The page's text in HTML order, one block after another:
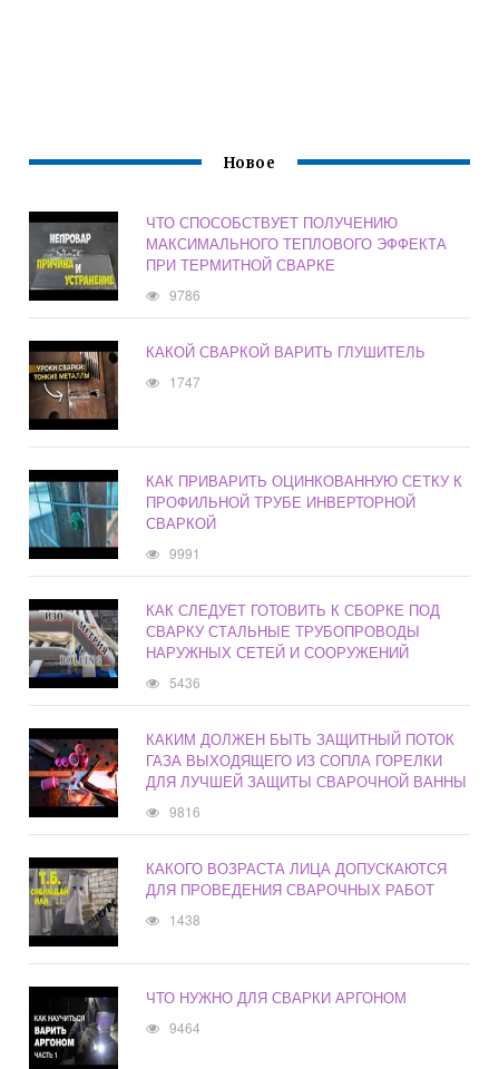
Новое
ЧТО СПОСОБСТВУЕТ ПОЛУЧЕНИЮ
МАКСИМАЛЬНОГО ТЕПЛОВОГО ЭФФЕКТА
ПРИ ТЕРМИТНОЙ СВАРКЕ
9786
КАКОЙ СВАРКОЙ ВАРИТЬ ГЛУШИТЕЛЬ
1747
КАК ПРИВАРИТЬ ОЦИНКОВАННУЮ СЕТКУ К
ПРОФИЛЬНОЙ ТРУБЕ ИНВЕРТОРНОЙ
СВАРКОЙ
9991
КАК СЛЕДУЕТ ГОТОВИТЬ К СБОРКЕ ПОД
СВАРКУ СТАЛЬНЫЕ ТРУБОПРОВОДЫ
НАРУЖНЫХ СЕТЕЙ И СООРУЖЕНИЙ
5436
КАКИМ ДОЛЖЕН БЫТЬ ЗАЩИТНЫЙ ПОТОК
ГАЗА ВЫХОДЯЩЕГО ИЗ СОПЛА ГОРЕЛКИ
ДЛЯ ЛУЧШЕЙ ЗАЩИТЫ СВАРОЧНОЙ ВАННЫ
9816
КАКОГО ВОЗРАСТА ЛИЦА ДОПУСКАЮТСЯ
ДЛЯ ПРОВЕДЕНИЯ СВАРОЧНЫХ РАБОТ
1438
ЧТО НУЖНО ДЛЯ СВАРКИ АРГОНОМ
9464